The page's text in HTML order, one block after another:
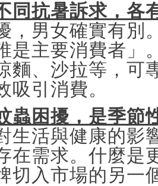
同抗暑訴求，各
，男女確實有別
是主要消費者」
麵、沙拉等，可
吸引消費。
蟲困擾，是季節
生活與健康的影
在需求。什麼是
切入市場的另一